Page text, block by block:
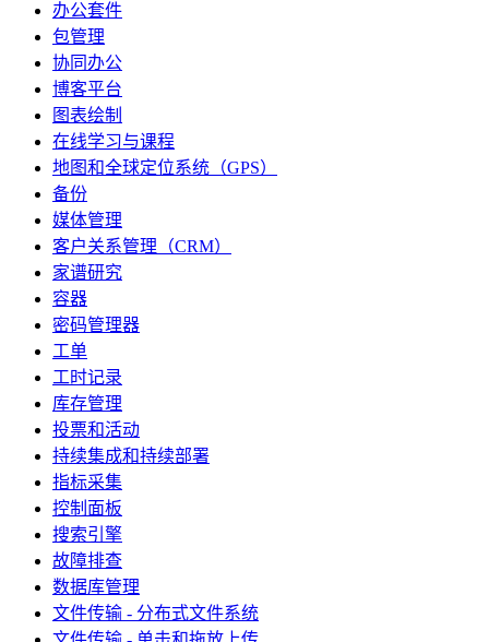
办公套件
包管理
协同办公
博客平台
图表绘制
在线学习与课程
地图和全球定位系统（GPS）
备份
媒体管理
客户关系管理（CRM）
家谱研究
容器
密码管理器
工单
工时记录
库存管理
投票和活动
持续集成和持续部署
指标采集
控制面板
搜索引擎
故障排查
数据库管理
文件传输 - 分布式文件系统